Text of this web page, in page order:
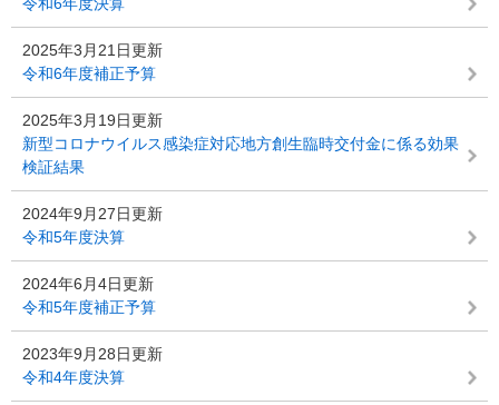
2025年3月21日更新
令和6年度補正予算
2025年3月19日更新
新型コロナウイルス感染症対応地方創生臨時交付金に係る効果
検証結果
2024年9月27日更新
令和5年度決算
2024年6月4日更新
令和5年度補正予算
2023年9月28日更新
令和4年度決算